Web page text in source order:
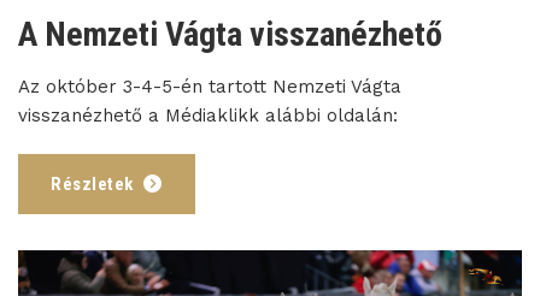
A Nemzeti Vágta visszanézhető
Az október 3-4-5-én tartott Nemzeti Vágta
visszanézhető a Médiaklikk alábbi oldalán:
Részletek